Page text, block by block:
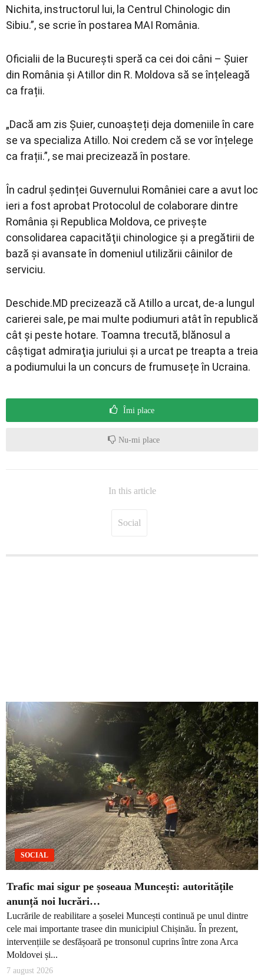
Nichita, instructorul lui, la Centrul Chinologic din
Sibiu.”, se scrie în postarea MAI România.
Oficialii de la București speră ca cei doi câni – Șuier
din România și Atillor din R. Moldova să se înțeleagă
ca frații.
„Dacă am zis Șuier, cunoașteți deja domeniile în care
se va specializa Atillo. Noi credem că se vor înțelege
ca frații.”, se mai precizează în postare.
În cadrul ședinței Guvernului României care a avut loc
ieri a fost aprobat Protocolul de colaborare dintre
România și Republica Moldova, ce privește
consolidarea capacităţii chinologice şi a pregătirii de
bază şi avansate în domeniul utilizării câinilor de
serviciu.
Deschide.MD precizează că Atillo a urcat, de-a lungul
carierei sale, pe mai multe podiumuri atât în republică
cât și peste hotare. Toamna trecută, blănosul a
câştigat admiraţia juriului şi a urcat pe treapta a treia
a podiumului la un concurs de frumusețe în Ucraina.
Îmi place
Nu-mi place
In this article
Social
SOCIAL
Trafic mai sigur pe șoseaua Muncești: autoritățile
anunță noi lucrări…
Lucrările de reabilitare a șoselei Muncești continuă pe unul dintre
cele mai importante trasee din municipiul Chișinău. În prezent,
intervențiile se desfășoară pe tronsonul cuprins între zona Arca
Moldovei și...
7 august 2026